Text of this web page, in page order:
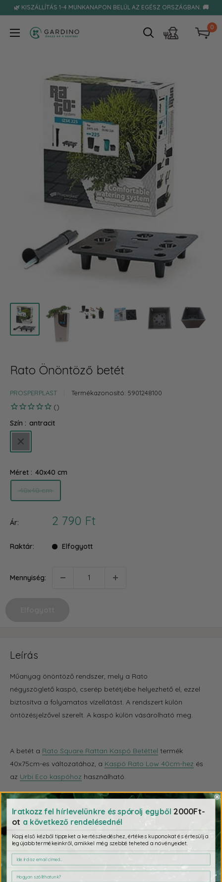
Tovább🌿 KISZÁLLÍTÁS 1-4 MUNKANAPON BELÜL AZ EGÉSZ ORSZÁGBAN. 🚚
Gardino
0
Rato Önöntöző betét
PROSPERPLAST Termékazonosító: 5901248100
Szín : antracit
antracit
Méret : 40x40 cm
40x40 cm
Ár:
Akciós
2 790 Ft
Raktár: Elfogyott
Mennyiség:
Leírás
Műanyag önöntöző rendszer, mely a Rato
négyszöglető kaspó, cserép betétjébe helyezhető el, ezzel
biztosítva a folyamatos vízellátást. A rendszert külön
öntözésjelzővel szerelt. A kaspó külön vásárolható meg.
A betét a Rato Square Rattan Kaspó Betéttel termék
40x75cm-es változatához, a Kaspó Rato Low 40cm-hez és
az Urbi Eco kaspóhoz használható.
Termék méret (h x sz x m): 40 × 40 × 5 cm
✨ Kérdezd az AI-asszisztenst a termékről:
Melyik kaspókhoz használható?
Hogyan jelzi a vízszintet?
Mekkora növényhez megfelelő?
Iratkozz fel hírlevelünkre és spórolj egyből 2000Ft-
ot a következő rendelésednél
Kapj első kézből tippeket a kertészkedéshez, értékes kuponokat és értesülj a
legújabb termékeinkről, amikkel még szebbé teheted a növényeidet.